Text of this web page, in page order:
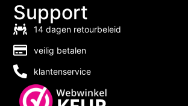
Support
14 dagen retourbeleid
veilig betalen
klantenservice